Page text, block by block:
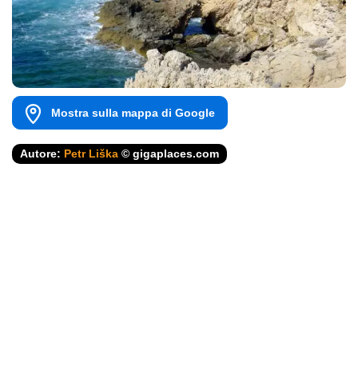
Mostra sulla mappa di Google
Autore: Petr Liška © gigaplaces.com